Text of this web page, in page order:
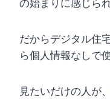
の始まりに感じら
だからデジタル住
ら個人情報なしで
見たいだけの人が